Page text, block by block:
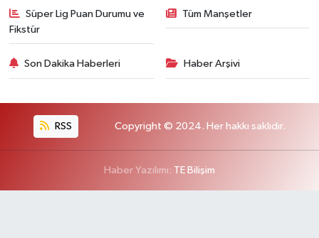
Süper Lig Puan Durumu ve
Fikstür
Tüm Manşetler
Son Dakika Haberleri Haber Arşivi
RSS Copyright © 2024. Her hakkı saklıdır.
Haber Yazılımı: TE Bilişim